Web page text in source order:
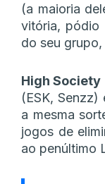
(a maioria
vitória, pódio
do seu
High Society
(ESK, Senzz)
a mesma
jogos de
ao penúltimo